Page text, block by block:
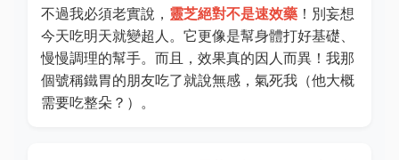
不過我必須老實說， 靈芝絕對不是速效藥 ！別妄想
今天吃明天就變超人。它更像是幫身體打好基礎、
慢慢調理的幫手。而且，效果真的因人而異！我那
個號稱鐵胃的朋友吃了就說無感，氣死我（他大概
需要吃整朵？）。